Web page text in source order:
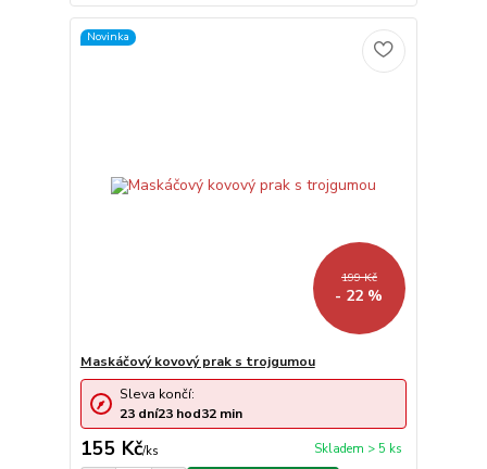
Novinka
199 Kč
- 22 %
Maskáčový kovový prak s trojgumou
155 Kč/ks Skladem > 5 ks
Sleva končí:
23 dní23 hod32 min